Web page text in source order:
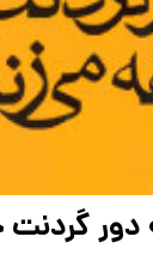
گردنت